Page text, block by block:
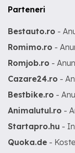
Parteneri
Bestauto.ro -
Romimo.ro -
Romjob.ro -
Cazare24.ro -
Bestbike.ro -
Animalutul.ro -
Startapro.hu -
Quoka.de -